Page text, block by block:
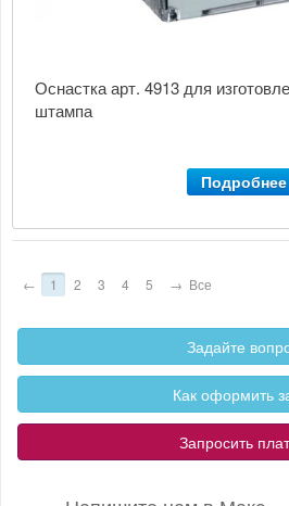
Оснастка арт. 4913 для
штампа
Подробнее
← 1 2 3 4 5 → Все
Задайте
Как оформить
Запросить